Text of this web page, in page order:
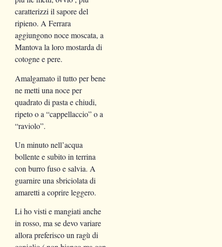
caratterizzi il sapore del
ripieno. A Ferrara
aggiungono noce moscata, a
Mantova la loro mostarda di
cotogne e pere.
Amalgamato il tutto per bene
ne metti una noce per
quadrato di pasta e chiudi,
ripeto o a “cappellaccio” o a
“raviolo”.
Un minuto nell’acqua
bollente e subito in terrina
con burro fuso e salvia. A
guarnire una sbriciolata di
amaretti a coprire leggero.
Li ho visti e mangiati anche
in rosso, ma se devo variare
allora preferisco un ragù di